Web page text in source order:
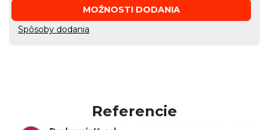
MOŽNOSTI DODANIA
Spôsoby dodania
Referencie